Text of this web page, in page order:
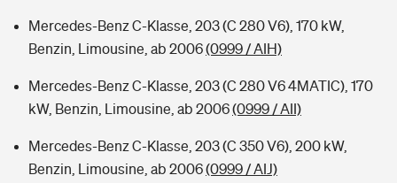
Mercedes-Benz C-Klasse, 203 (C 280 V6), 170 kW,
Benzin, Limousine, ab 2006(0999 / AIH)
Mercedes-Benz C-Klasse, 203 (C 280 V6 4MATIC), 170
kW, Benzin, Limousine, ab 2006(0999 / AII)
Mercedes-Benz C-Klasse, 203 (C 350 V6), 200 kW,
Benzin, Limousine, ab 2006(0999 / AIJ)